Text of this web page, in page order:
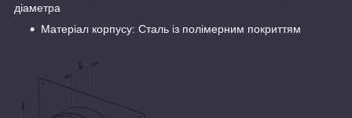
діаметра
Матеріал корпусу: Сталь із полімерним покриттям